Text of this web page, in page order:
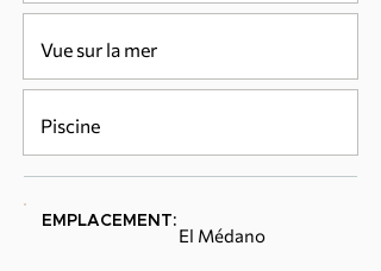
Vue sur la mer
Piscine
EMPLACEMENT:
El Médano